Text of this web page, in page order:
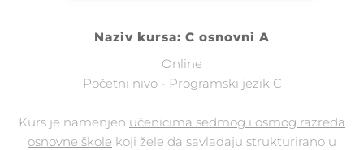
Naziv kursa: C osnovni A
Online
Početni nivo - Programski jezik C
Kurs je namenjen učenicima sedmog i osmog razreda
osnovne škole koji žele da savladaju strukturirano u